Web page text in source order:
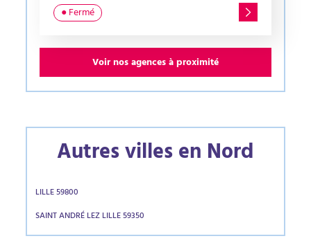
● Fermé
Voir nos agences à proximité
Autres villes en Nord
LILLE 59800
SAINT ANDRÉ LEZ LILLE 59350